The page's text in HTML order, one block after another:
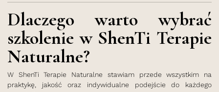
Dlaczego warto wybrać
szkolenie w ShenTi Terapie
Naturalne?
W ShenTi Terapie Naturalne stawiam przede wszystkim na
praktykę, jakość oraz indywidualne podejście do każdego